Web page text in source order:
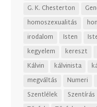
G. K. Chesterton
homoszexualitás
irodalom
Isten
kegyelem
kereszt
Kálvin
kálvinista
megváltás
Numeri
Szentlélek
Szentírás